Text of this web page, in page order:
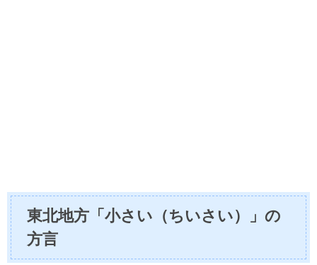
東北地方「小さい（ちいさい）」の
方言